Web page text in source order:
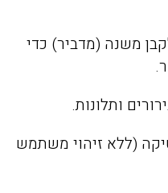
משנה (מדביר) כדי
(ללא זיהוי משתמש